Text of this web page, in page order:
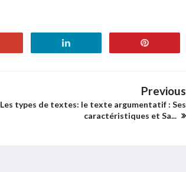
Previous
Les types de textes: le texte argumentatif : Ses
caractéristiques et Sa...